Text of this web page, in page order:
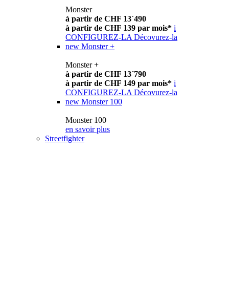
Monster
à partir de CHF 13´490
à partir de CHF 139 par mois* i
CONFIGUREZ-LA Décovurez-la
new Monster +
Monster +
à partir de CHF 13´790
à partir de CHF 149 par mois* i
CONFIGUREZ-LA Décovurez-la
new Monster 100
Monster 100
en savoir plus
Streetfighter